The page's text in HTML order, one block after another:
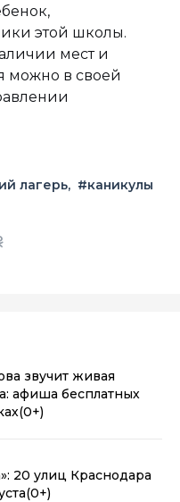
этой школы.
мест и
можно в своей
лагерь #каникулы
звучит живая
афиша бесплатных
(0+)
20 улиц Краснодара
(0+)